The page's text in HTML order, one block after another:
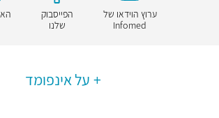
ערוץ הוידאו של
Infomed
הפייסבוק
שלנו
על אינפומד